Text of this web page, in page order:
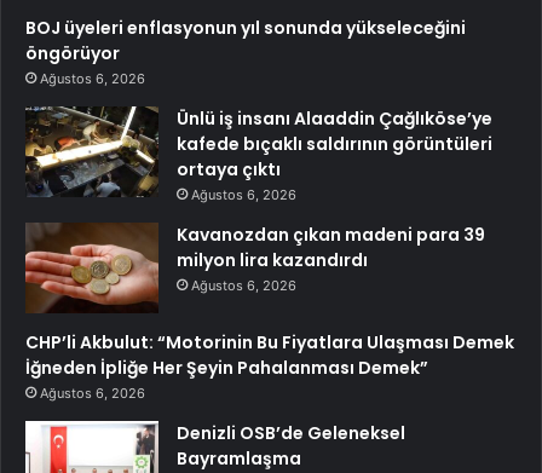
BOJ üyeleri enflasyonun yıl sonunda yükseleceğini
öngörüyor
Ağustos 6, 2026
Ünlü iş insanı Alaaddin Çağlıköse’ye
kafede bıçaklı saldırının görüntüleri
ortaya çıktı
Ağustos 6, 2026
Kavanozdan çıkan madeni para 39
milyon lira kazandırdı
Ağustos 6, 2026
CHP’li Akbulut: “Motorinin Bu Fiyatlara Ulaşması Demek
İğneden İpliğe Her Şeyin Pahalanması Demek”
Ağustos 6, 2026
Denizli OSB’de Geleneksel
Bayramlaşma